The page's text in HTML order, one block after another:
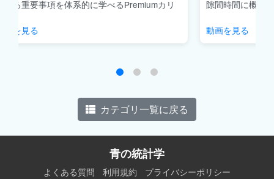
隙間時間に概念をサクッと理解できるコンテンツです。
カテゴリ一覧に戻る
青の統計学
よくある質問 利用規約 プライバシーポリシー